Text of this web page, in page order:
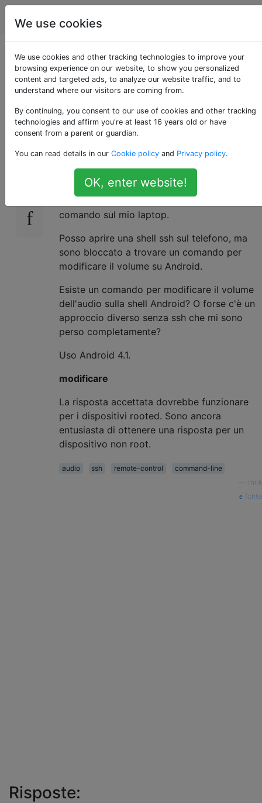
Android
Come posso
modificare il volume
da remoto?
9
A casa collego spesso il mio androide ad
alcuni altoparlanti, per ascoltare la radio via
Internet. Vorrebbe essere in grado di
cambiare il livello del suono attraverso un
comando sul mio laptop.
Posso aprire una shell ssh sul telefono, ma
sono bloccato a trovare un comando per
modificare il volume su Android.
Esiste un comando per modificare il volume
dell'audio sulla shell Android? O forse c'è un
approccio diverso senza ssh che mi sono
perso completamente?
Uso Android 4.1.
modificare
La risposta accettata dovrebbe funzionare
per i dispositivi rooted. Sono ancora
entusiasta di ottenere una risposta per un
dispositivo non root.
audio ssh remote-control
command-line
mirk
fonte
Risposte:
We use cookies
We use cookies and other tracking technologies to improve your
browsing experience on our website, to show you personalized
content and targeted ads, to analyze our website traffic, and to
understand where our visitors are coming from.
By continuing, you consent to our use of cookies and other tracking
technologies and affirm you're at least 16 years old or have
consent from a parent or guardian.
You can read details in our Cookie policy and Privacy policy.
OK, enter website!